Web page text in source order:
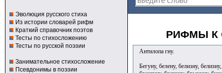
Эволюция русского стиха
Из истории словарей рифм
Краткий справочник поэтов
Тесты по стихосложению
Тесты по русской поэзии
Занимательное стихосложение
Псевдонимы в поэзии
РИФМЫ К
Антилопа гну.
Бегуну, белену, белизну,